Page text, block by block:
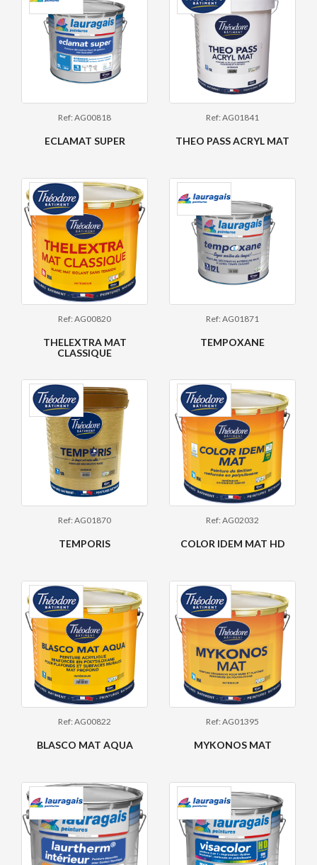
Ref: AG00818
ECLAMAT SUPER
Ref: AG01841
THEO PASS ACRYL MAT
Ref: AG00820
THELEXTRA MAT
CLASSIQUE
Ref: AG01871
TEMPOXANE
Ref: AG01870
TEMPORIS
Ref: AG02032
COLOR IDEM MAT HD
Ref: AG00822
BLASCO MAT AQUA
Ref: AG01395
MYKONOS MAT